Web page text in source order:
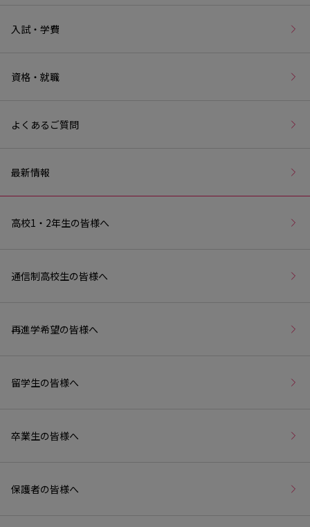
入試・学費
資格・就職
よくあるご質問
最新情報
高校1・2年生の皆様へ
通信制高校生の皆様へ
再進学希望の皆様へ
留学生の皆様へ
卒業生の皆様へ
保護者の皆様へ